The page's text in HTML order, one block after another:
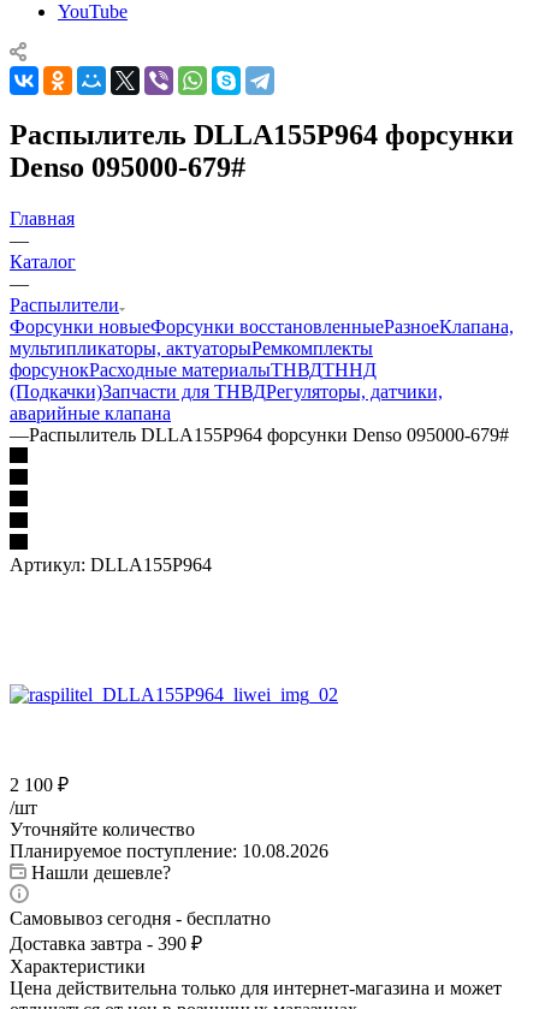
YouTube
Распылитель DLLA155P964 форсунки
Denso 095000-679#
Главная
—
Каталог
—
Распылители
Форсунки новыеФорсунки восстановленныеРазноеКлапана,
мультипликаторы, актуаторыРемкомплекты
форсунокРасходные материалыТНВДТННД
(Подкачки)Запчасти для ТНВДРегуляторы, датчики,
аварийные клапана
—Распылитель DLLA155P964 форсунки Denso 095000-679#
Артикул: DLLA155P964
2 100 ₽
/шт
Уточняйте количество
Планируемое поступление: 10.08.2026
Нашли дешевле?
Самовывоз сегодня - бесплатно
Доставка завтра - 390 ₽
Характеристики
Цена действительна только для интернет-магазина и может